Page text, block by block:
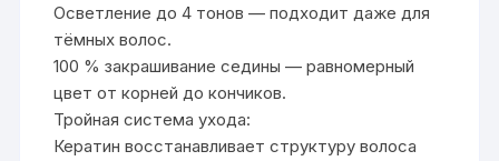
Осветление до 4 тонов — подходит даже для
тёмных волос.
100 % закрашивание седины — равномерный
цвет от корней до кончиков.
Тройная система ухода:
Кератин восстанавливает структуру волоса